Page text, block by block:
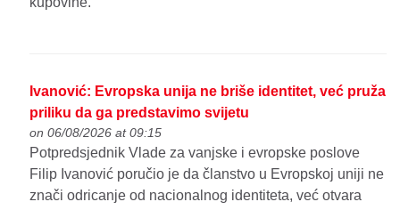
Ivanović: Evropska unija ne briše identitet, već pruža
priliku da ga predstavimo svijetu
on 06/08/2026 at 09:15
Potpredsjednik Vlade za vanjske i evropske poslove
Filip Ivanović poručio je da članstvo u Evropskoj uniji ne
znači odricanje od nacionalnog identiteta, već otvara